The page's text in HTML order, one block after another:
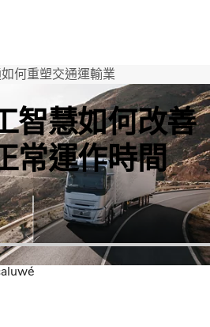
3713 1788Volvo Trucks 商店
何重塑交通運輸業
智慧如何改善
常運作時間